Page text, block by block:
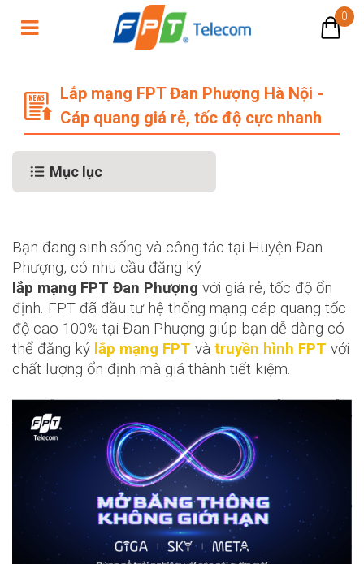
0
Lắp mạng FPT Đan Phượng Hà Nội -
Cáp quang giá rẻ, tốc độ cực nhanh
Mục lục
Bạn đang sinh sống và công tác tại Huyện Đan
Phượng, có nhu cầu đăng ký
lắp mạng FPT Đan Phượng với giá rẻ, tốc độ ổn
định. FPT đã đầu tư hệ thống mạng cáp quang tốc
độ cao 100% tại Đan Phượng giúp bạn dễ dàng có
thể đăng ký lắp mạng FPT và truyền hình FPT với
chất lượng ổn định mà giá thành tiết kiệm.